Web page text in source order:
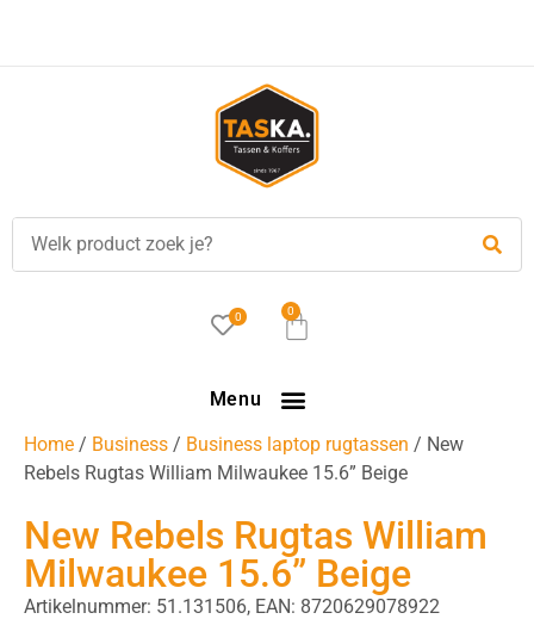
0 0
Menu
Home / Business / Business laptop rugtassen / New
Rebels Rugtas William Milwaukee 15.6” Beige
New Rebels Rugtas William
Milwaukee 15.6” Beige
Artikelnummer: 51.131506, EAN: 8720629078922